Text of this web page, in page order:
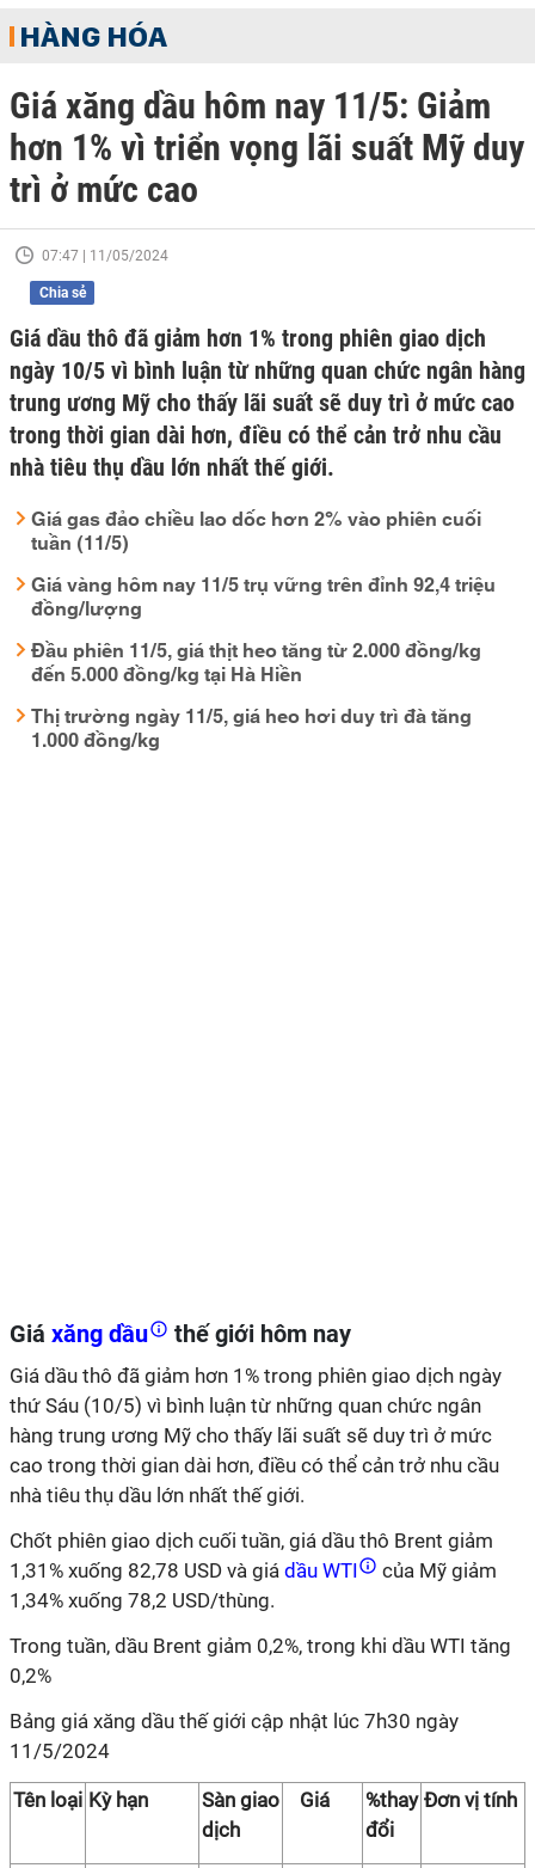
HÀNG HÓA
Giá xăng dầu hôm nay 11/5: Giảm
hơn 1% vì triển vọng lãi suất Mỹ duy
trì ở mức cao
07:47 | 11/05/2024
Chia sẻ
Giá dầu thô đã giảm hơn 1% trong phiên giao dịch
ngày 10/5 vì bình luận từ những quan chức ngân hàng
trung ương Mỹ cho thấy lãi suất sẽ duy trì ở mức cao
trong thời gian dài hơn, điều có thể cản trở nhu cầu
nhà tiêu thụ dầu lớn nhất thế giới.
Giá gas đảo chiều lao dốc hơn 2% vào phiên cuối
tuần (11/5)
Giá vàng hôm nay 11/5 trụ vững trên đỉnh 92,4 triệu
đồng/lượng
Đầu phiên 11/5, giá thịt heo tăng từ 2.000 đồng/kg
đến 5.000 đồng/kg tại Hà Hiền
Thị trường ngày 11/5, giá heo hơi duy trì đà tăng
1.000 đồng/kg
Giá xăng dầu thế giới hôm nay
Giá dầu thô đã giảm hơn 1% trong phiên giao dịch ngày
thứ Sáu (10/5) vì bình luận từ những quan chức ngân
hàng trung ương Mỹ cho thấy lãi suất sẽ duy trì ở mức
cao trong thời gian dài hơn, điều có thể cản trở nhu cầu
nhà tiêu thụ dầu lớn nhất thế giới.
Chốt phiên giao dịch cuối tuần, giá dầu thô Brent giảm
1,31% xuống 82,78 USD và giá dầu WTI
của Mỹ giảm
1,34% xuống 78,2 USD/thùng.
Trong tuần, dầu Brent giảm 0,2%, trong khi dầu WTI tăng
0,2%
Bảng giá xăng dầu thế giới cập nhật lúc 7h30 ngày
11/5/2024
Tên loại Kỳ hạn
Sàn giao
dịch
Giá
%thay
đổi
Đơn vị tính